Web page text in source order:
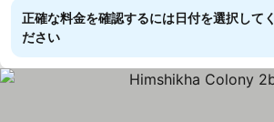
正確な料金を確認するには日付を選択してく
ださい